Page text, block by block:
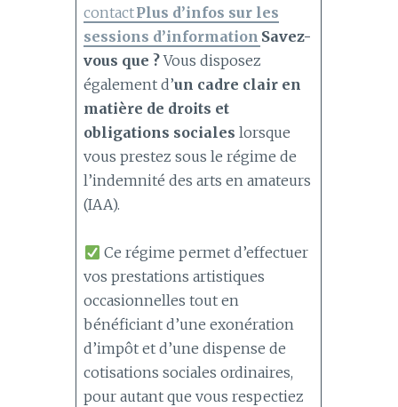
contactPlus d’infos sur les
sessions d’information Savez-
vous que ?Vous disposez
également d’un cadre clair en
matière de droits et
obligations sociales lorsque
vous prestez sous le régime de
l’indemnité des arts en amateurs
(IAA).
Ce régime permet d’effectuer
vos prestations artistiques
occasionnelles tout en
bénéficiant d’une exonération
d’impôt et d’une dispense de
cotisations sociales ordinaires,
pour autant que vous respectiez